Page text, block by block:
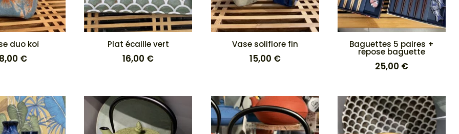
duo koï
€
Plat écaille vert
16,00 €
Vase soliflore fin
15,00 €
Baguettes 5 paires +
repose baguette
25,00 €